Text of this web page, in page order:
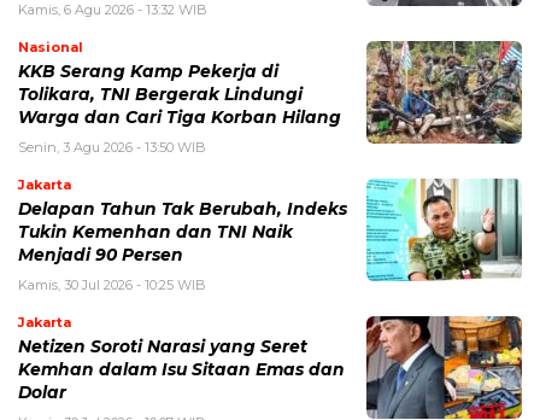
Kamis, 6 Agu 2026 - 13:32 WIB
Nasional
KKB Serang Kamp Pekerja di
Tolikara, TNI Bergerak Lindungi
Warga dan Cari Tiga Korban Hilang
Senin, 3 Agu 2026 - 13:50 WIB
Jakarta
Delapan Tahun Tak Berubah, Indeks
Tukin Kemenhan dan TNI Naik
Menjadi 90 Persen
Kamis, 30 Jul 2026 - 10:25 WIB
Jakarta
Netizen Soroti Narasi yang Seret
Kemhan dalam Isu Sitaan Emas dan
Dolar